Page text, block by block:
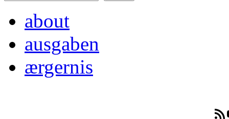
about
ausgaben
ærgernis
RSS-